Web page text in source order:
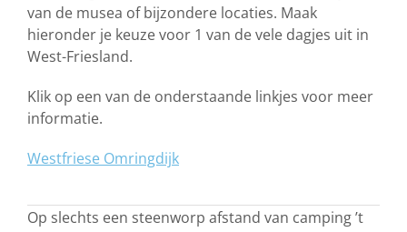
van de musea of bijzondere locaties. Maak
hieronder je keuze voor 1 van de vele dagjes uit in
West-Friesland.
Klik op een van de onderstaande linkjes voor meer
informatie.
Westfriese Omringdijk
Op slechts een steenworp afstand van camping ’t